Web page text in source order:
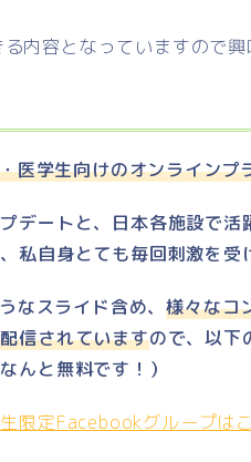
内容となっていますので
医学生向けのオンラインプ
デートと、日本各施設で
私自身とても毎回刺激を受
なスライド含め、様々なコ
信されていますので、以下
んと無料です！）
限定Facebookグループは